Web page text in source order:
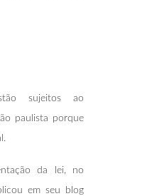
sujeitos ao
paulista porque
da lei, no
em seu blog